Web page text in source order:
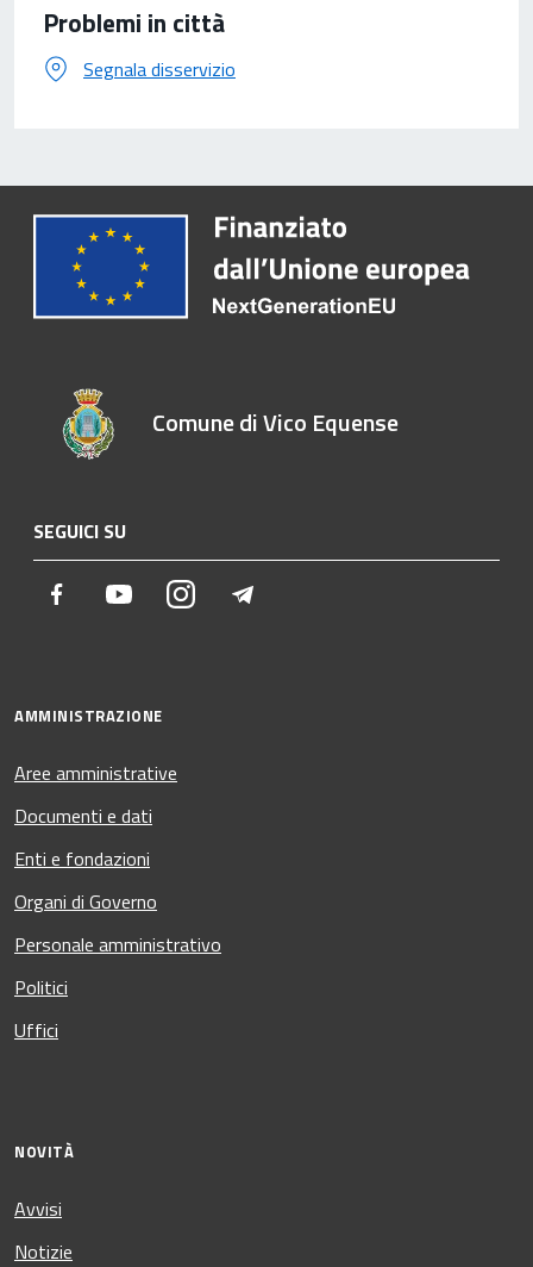
Problemi in città
Segnala disservizio
Comune di Vico Equense
SEGUICI SU
Facebook YoutubeInstagram
AMMINISTRAZIONE
Aree amministrative
Documenti e dati
Enti e fondazioni
Organi di Governo
Personale amministrativo
Politici
Uffici
NOVITÀ
Avvisi
Notizie